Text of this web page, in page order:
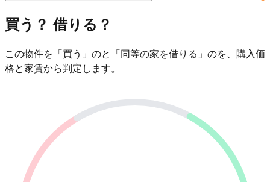
買う？ 借りる？
この物件を「買う」のと「同等の家を借りる」のを、購入価
格と家賃から判定します。